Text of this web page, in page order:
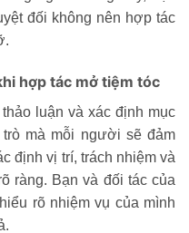
đối không nên hợp tác
hợp tác mở tiệm tóc
luận và xác định mục
mà mỗi người sẽ đảm
định vị trí, trách nhiệm và
ràng. Bạn và đối tác của
rõ nhiệm vụ của mình